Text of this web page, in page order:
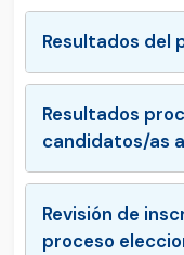
Resultados del
Resultados
candidatos/as
Revisión de
proceso